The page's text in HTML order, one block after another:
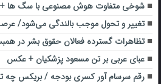
شوخی متفاوت هوش مصنوعی با سگ ها
تغییر و تحول موجب بالندگی می‌شود‌/
تظاهرات گسترده فعالان حقوق بشر در
عبای عربی بر تن مسعود پزشکیان + عکس
رقم سرسام آور کسری بودجه / بریکس چه